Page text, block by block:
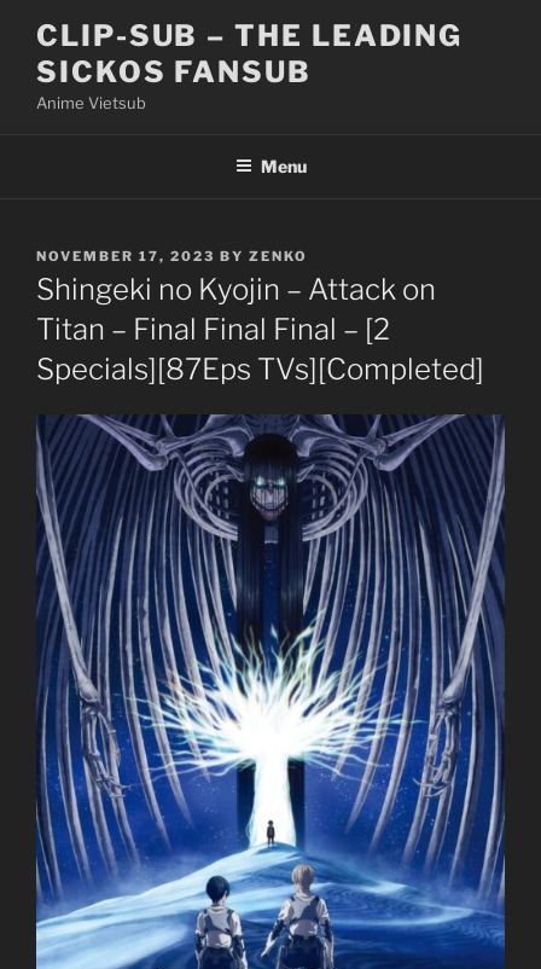
content
CLIP-SUB – THE LEADING
SICKOS FANSUB
Anime Vietsub
Menu
POSTED
ON
NOVEMBER 17, 2023 BY ZENKO
Shingeki no Kyojin – Attack on
Titan – Final Final Final – [2
Specials][87Eps TVs][Completed]